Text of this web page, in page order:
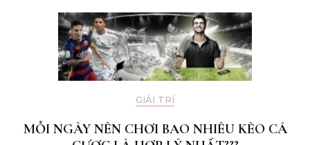
GIẢI TRÍ
MỖI NGÀY NÊN CHƠI BAO NHIÊU KÈO CÁ